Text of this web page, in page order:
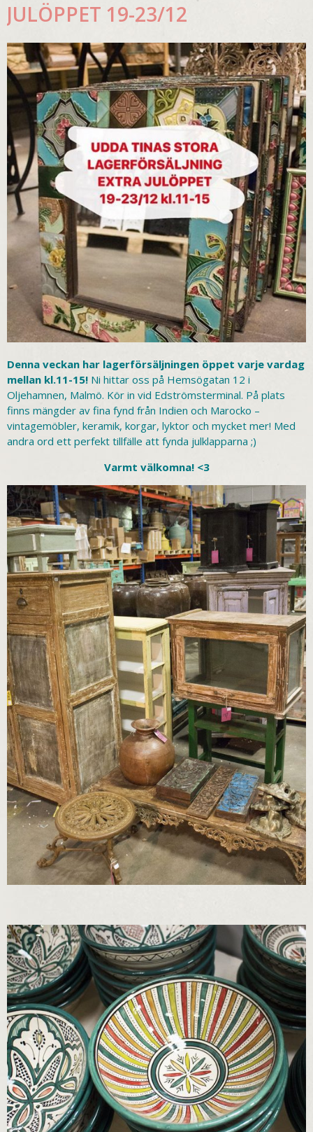
JULÖPPET 19-23/12
Denna veckan har lagerförsäljningen öppet varje vardag
mellan kl.11-15! Ni hittar oss på Hemsögatan 12 i
Oljehamnen, Malmö. Kör in vid Edströmsterminal. På plats
finns mängder av fina fynd från Indien och Marocko –
vintagemöbler, keramik, korgar, lyktor och mycket mer! Med
andra ord ett perfekt tillfälle att fynda julklapparna ;)
Varmt välkomna! <3